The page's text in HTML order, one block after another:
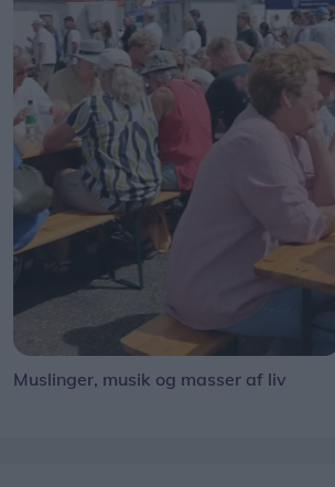
Muslinger, musik og masser af liv